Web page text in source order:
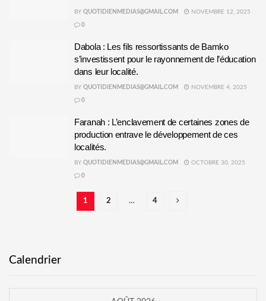
BY QUOTIDIENMEDIAS@GMAIL.COM NOVEMBRE 12, 2025
0
Dabola : Les fils ressortissants de Bamko
s’investissent pour le rayonnement de l’éducation
dans leur localité.
BY QUOTIDIENMEDIAS@GMAIL.COM NOVEMBRE 4, 2025
0
Faranah : L’enclavement de certaines zones de
production entrave le développement de ces
localités.
BY QUOTIDIENMEDIAS@GMAIL.COM OCTOBRE 30, 2025
0
1 2 … 4
Calendrier